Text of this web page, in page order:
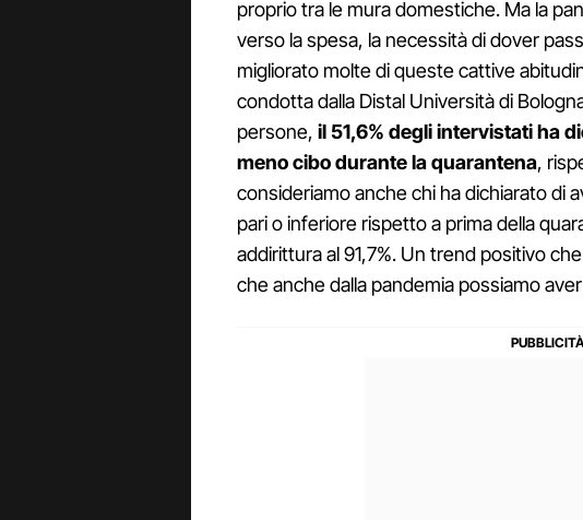
proprio tra le mura domestiche. Ma la
verso la spesa, la necessità di dover
migliorato molte di queste cattive
condotta dalla Distal Università di
persone, il 51,6% degli intervistati ha
meno cibo durante la quarantena,
consideriamo anche chi ha dichiarato di
pari o inferiore rispetto a prima della
addirittura al 91,7%. Un trend positivo
che anche dalla pandemia possiamo